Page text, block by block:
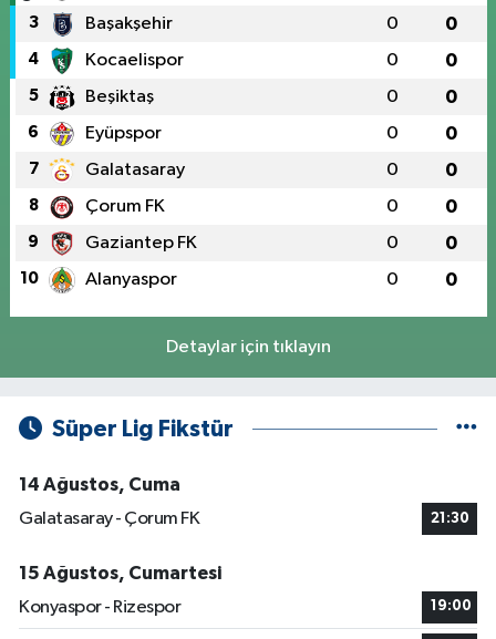
3 Başakşehir 0 0
4 Kocaelispor 0 0
5 Beşiktaş 0 0
6 Eyüpspor 0 0
7 Galatasaray 0 0
8 Çorum FK 0 0
9 Gaziantep FK 0 0
10 Alanyaspor 0 0
Detaylar için tıklayın
Süper Lig Fikstür
14 Ağustos, Cuma
Galatasaray - Çorum FK
21:30
15 Ağustos, Cumartesi
Konyaspor - Rizespor
19:00